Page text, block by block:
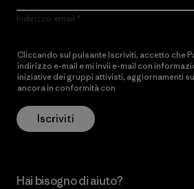
Indirizzo email
Cliccando sul pulsante Iscriviti, accetto che
indirizzo e-mail e mi invii e-mail con
iniziative dei gruppi attivisti, aggiornamenti
ancora in conformità con
Iscriviti
Hai bisogno di aiuto?